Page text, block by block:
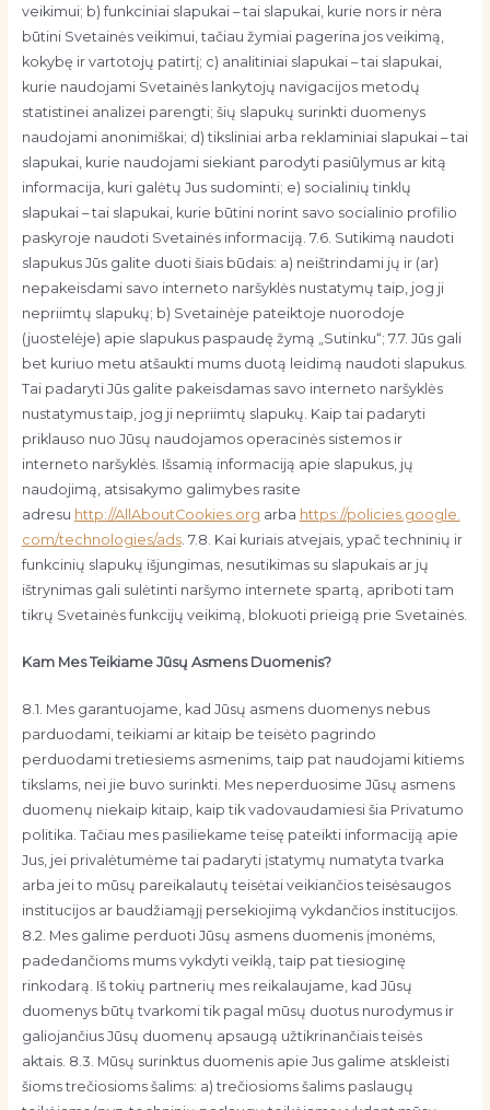
veikimui; b) funkciniai slapukai – tai slapukai, kurie nors ir nėra
būtini Svetainės veikimui, tačiau žymiai pagerina jos veikimą,
kokybę ir vartotojų patirtį; c) analitiniai slapukai – tai slapukai,
kurie naudojami Svetainės lankytojų navigacijos metodų
statistinei analizei parengti; šių slapukų surinkti duomenys
naudojami anonimiškai; d) tiksliniai arba reklaminiai slapukai – tai
slapukai, kurie naudojami siekiant parodyti pasiūlymus ar kitą
informacija, kuri galėtų Jus sudominti; e) socialinių tinklų
slapukai – tai slapukai, kurie būtini norint savo socialinio profilio
paskyroje naudoti Svetainės informaciją. 7.6. Sutikimą naudoti
slapukus Jūs galite duoti šiais būdais: a) neištrindami jų ir (ar)
nepakeisdami savo interneto naršyklės nustatymų taip, jog ji
nepriimtų slapukų; b) Svetainėje pateiktoje nuorodoje
(juostelėje) apie slapukus paspaudę žymą „Sutinku“; 7.7. Jūs gali
bet kuriuo metu atšaukti mums duotą leidimą naudoti slapukus.
Tai padaryti Jūs galite pakeisdamas savo interneto naršyklės
nustatymus taip, jog ji nepriimtų slapukų. Kaip tai padaryti
priklauso nuo Jūsų naudojamos operacinės sistemos ir
interneto naršyklės. Išsamią informaciją apie slapukus, jų
naudojimą, atsisakymo galimybes rasite
adresu http://AllAboutCookies.org arba https://policies.google.
com/technologies/ads. 7.8. Kai kuriais atvejais, ypač techninių ir
funkcinių slapukų išjungimas, nesutikimas su slapukais ar jų
ištrynimas gali sulėtinti naršymo internete spartą, apriboti tam
tikrų Svetainės funkcijų veikimą, blokuoti prieigą prie Svetainės.
Kam Mes Teikiame Jūsų Asmens Duomenis?
8.1. Mes garantuojame, kad Jūsų asmens duomenys nebus
parduodami, teikiami ar kitaip be teisėto pagrindo
perduodami tretiesiems asmenims, taip pat naudojami kitiems
tikslams, nei jie buvo surinkti. Mes neperduosime Jūsų asmens
duomenų niekaip kitaip, kaip tik vadovaudamiesi šia Privatumo
politika. Tačiau mes pasiliekame teisę pateikti informaciją apie
Jus, jei privalėtumėme tai padaryti įstatymų numatyta tvarka
arba jei to mūsų pareikalautų teisėtai veikiančios teisėsaugos
institucijos ar baudžiamąjį persekiojimą vykdančios institucijos.
8.2. Mes galime perduoti Jūsų asmens duomenis įmonėms,
padedančioms mums vykdyti veiklą, taip pat tiesioginę
rinkodarą. Iš tokių partnerių mes reikalaujame, kad Jūsų
duomenys būtų tvarkomi tik pagal mūsų duotus nurodymus ir
galiojančius Jūsų duomenų apsaugą užtikrinančiais teisės
aktais. 8.3. Mūsų surinktus duomenis apie Jus galime atskleisti
šioms trečiosioms šalims: a) trečiosioms šalims paslaugų